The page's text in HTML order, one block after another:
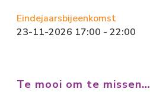
Eindejaarsbijeenkomst
23-11-2026 17:00 - 22:00
Te mooi om te missen…